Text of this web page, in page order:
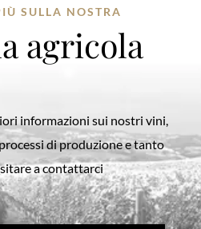
SULLA NOSTRA
agricola
informazioni sui nostri vini,
di produzione e tanto
a contattarci